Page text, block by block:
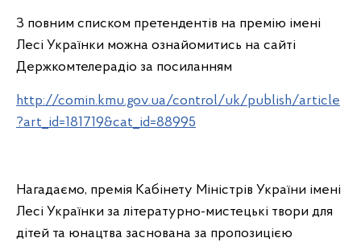
З повним списком претендентів на премію імені
Лесі Українки можна ознайомитись на сайті
Держкомтелерадіо за посиланням
http://comin.kmu.gov.ua/control/uk/publish/article
?art_id=181719&cat_id=88995
Нагадаємо, премія Кабінету Міністрів України імені
Лесі Українки за літературно-мистецькі твори для
дітей та юнацтва заснована за пропозицією